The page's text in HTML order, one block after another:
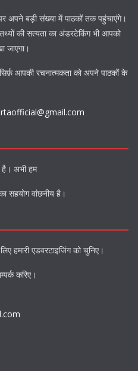
अपने बड़ी संख्या में पाठकों तक पहुंचाएंगे।
की सत्यता का अंडरटेकिंग भी आपको
जाएगा।
आपकी रचनात्मकता को अपने पाठकों के
है। अभी हम
सहयोग वांछनीय है।
हमारी एडवरटाइजिंग को चुनिए।
करिए।